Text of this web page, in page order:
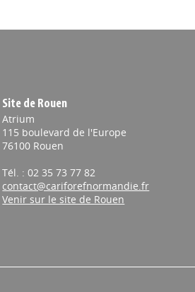
Site de Rouen
Atrium
115 boulevard de l'Europe
76100 Rouen
Tél. : 02 35 73 77 82
contact@cariforefnormandie.fr
Venir sur le site de Rouen